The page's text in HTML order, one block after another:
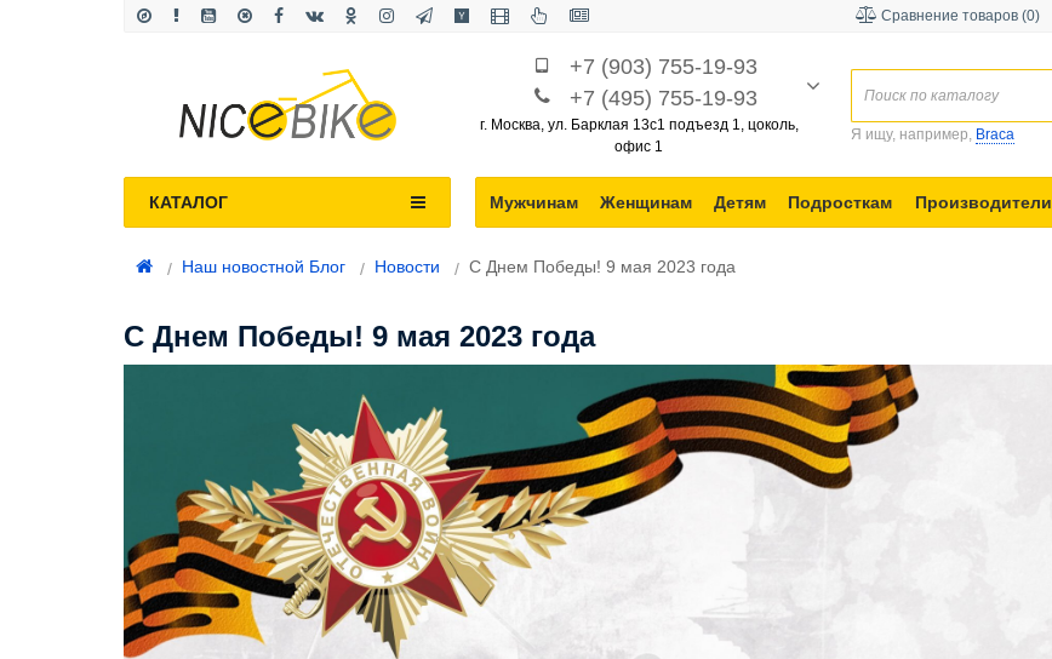
Сравнение товаров (0)
+7 (903) 755-19-93
+7 (495) 755-19-93
г. Москва, ул. Барклая 13с1 подъезд 1, цоколь,
офис 1
Я ищу, например, Braca
Мужчинам Женщинам Детям Подросткам Производители
КАТАЛОГ
Наш новостной Блог Новости С Днем Победы! 9 мая 2023 года
С Днем Победы! 9 мая 2023 года